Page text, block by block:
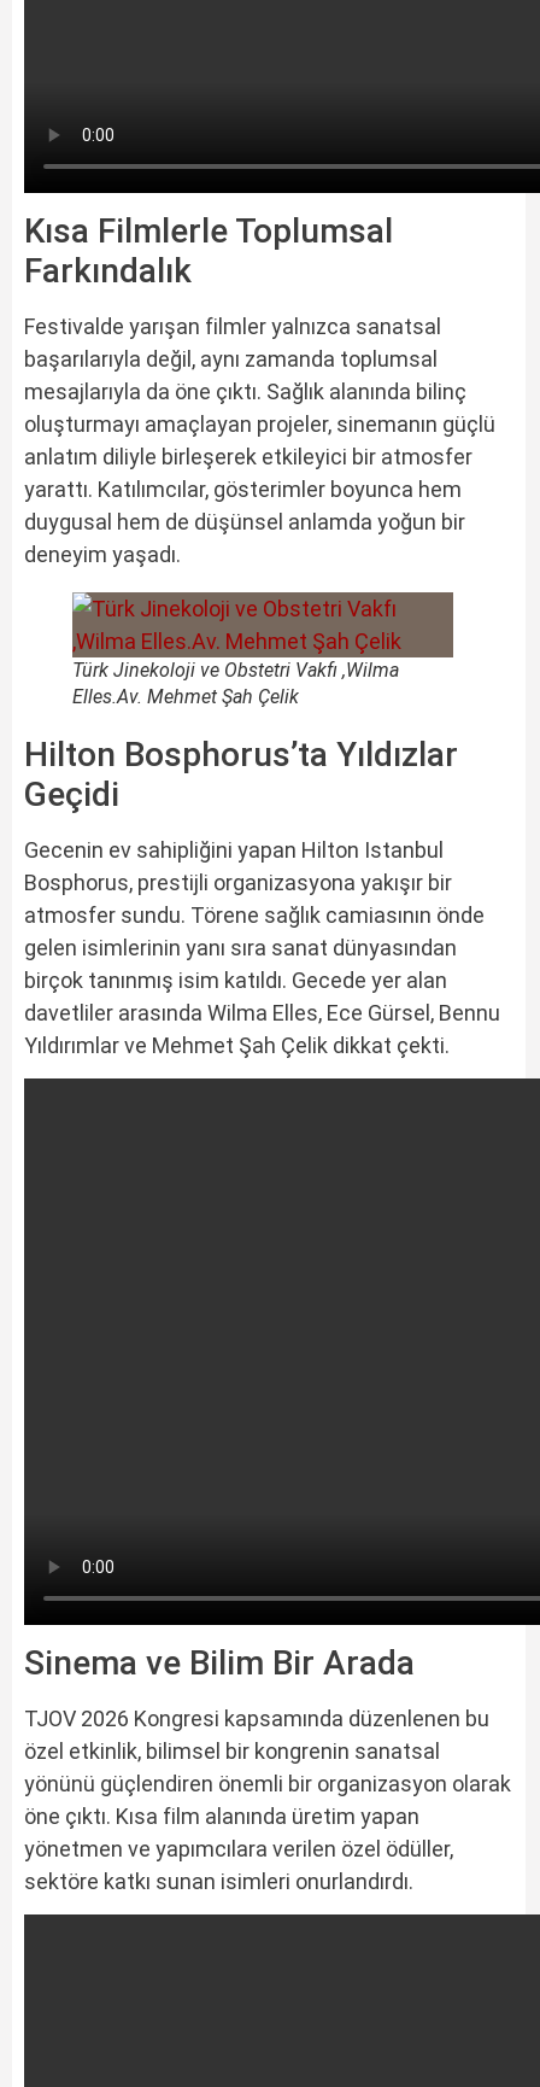
Kısa Filmlerle Toplumsal
Farkındalık
Festivalde yarışan filmler yalnızca sanatsal
başarılarıyla değil, aynı zamanda toplumsal
mesajlarıyla da öne çıktı. Sağlık alanında bilinç
oluşturmayı amaçlayan projeler, sinemanın güçlü
anlatım diliyle birleşerek etkileyici bir atmosfer
yarattı. Katılımcılar, gösterimler boyunca hem
duygusal hem de düşünsel anlamda yoğun bir
deneyim yaşadı.
Türk Jinekoloji ve Obstetri Vakfı ,Wilma
Elles.Av. Mehmet Şah Çelik
Hilton Bosphorus’ta Yıldızlar
Geçidi
Gecenin ev sahipliğini yapan Hilton Istanbul
Bosphorus, prestijli organizasyona yakışır bir
atmosfer sundu. Törene sağlık camiasının önde
gelen isimlerinin yanı sıra sanat dünyasından
birçok tanınmış isim katıldı. Gecede yer alan
davetliler arasında Wilma Elles, Ece Gürsel, Bennu
Yıldırımlarve Mehmet Şah Çelik dikkat çekti.
Sinema ve Bilim Bir Arada
TJOV 2026 Kongresi kapsamında düzenlenen bu
özel etkinlik, bilimsel bir kongrenin sanatsal
yönünü güçlendiren önemli bir organizasyon olarak
öne çıktı. Kısa film alanında üretim yapan
yönetmen ve yapımcılara verilen özel ödüller,
sektöre katkı sunan isimleri onurlandırdı.